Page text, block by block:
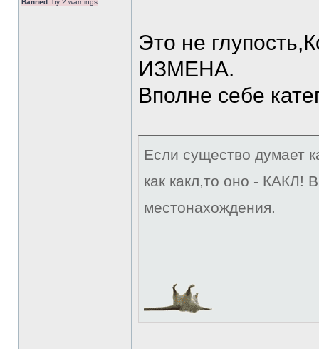
Banned: by 2 warnings
Это не
ИЗМЕНА.
Вполне себе
Если существо думает
как какл,то оно - КАКЛ!
местонахождения.